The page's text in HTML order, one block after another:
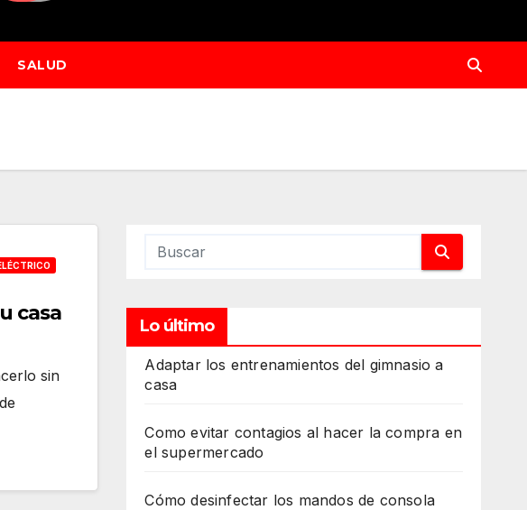
SALUD
casa
sin
Lo último
Adaptar los entrenamientos del gimnasio a
casa
Como evitar contagios al hacer la compra en
el supermercado
Cómo desinfectar los mandos de consola